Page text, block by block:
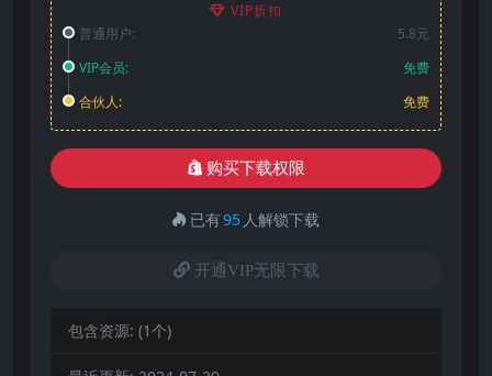
VIP折扣
普通用户:
5.8元
VIP会员:
免费
合伙人:
免费
购买下载权限
已有95 人解锁下载
开通VIP无限下载
包含资源: (1个)